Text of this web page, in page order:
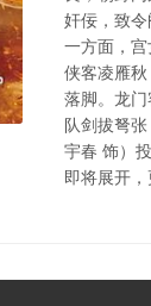
奸佞，致
一方面，
侠客凌雁
落脚。龙
队剑拔弩
宇春 饰）
即将展开